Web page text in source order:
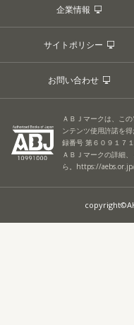
企業情報
サイトポリシー
お問い合わせ
ＡＢＪマークは、こ
ンテンツ使用許諾を
録番号 第６０９１７１
ＡＢＪマークの詳細
ら。 https://